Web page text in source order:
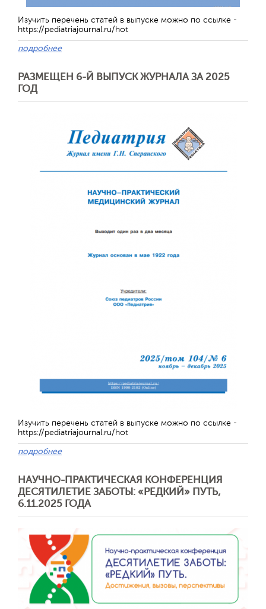
Изучить перечень статей в выпуске можно по ссылке -
https://pediatriajournal.ru/hot
подробнее
РАЗМЕЩЕН 6-Й ВЫПУСК ЖУРНАЛА ЗА 2025
ГОД
Изучить перечень статей в выпуске можно по ссылке -
https://pediatriajournal.ru/hot
подробнее
НАУЧНО-ПРАКТИЧЕСКАЯ КОНФЕРЕНЦИЯ
ДЕСЯТИЛЕТИЕ ЗАБОТЫ: «РЕДКИЙ» ПУТЬ,
6.11.2025 ГОДА